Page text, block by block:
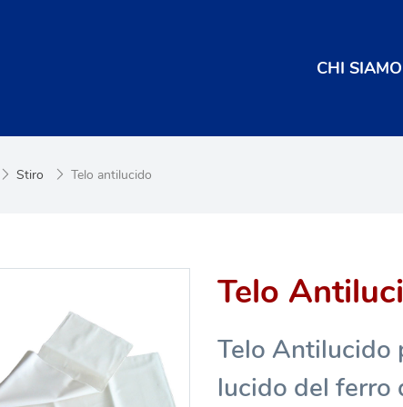
CHI SIAMO
Stiro Telo antilucido
Telo
Telo Antilucido
lucido del ferro